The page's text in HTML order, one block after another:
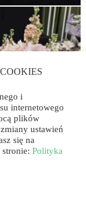
i
internetowego
plików
ustawień
się na
Polityka